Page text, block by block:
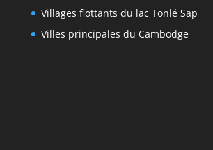
Villages flottants du lac Tonlé Sap
Villes principales du Cambodge